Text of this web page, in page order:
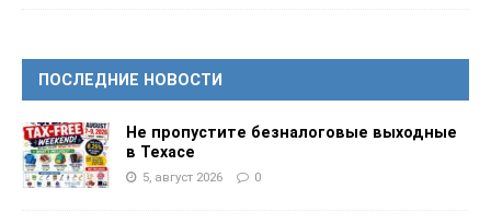
ПОСЛЕДНИЕ НОВОСТИ
Не пропустите безналоговые выходные
в Техасе
5, август 2026 0